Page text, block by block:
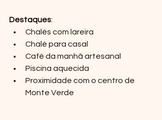
Destaques:
Chalés com lareira
Chalé para casal
Café da manhã artesanal
Piscina aquecida
Proximidade com o centro de
Monte Verde